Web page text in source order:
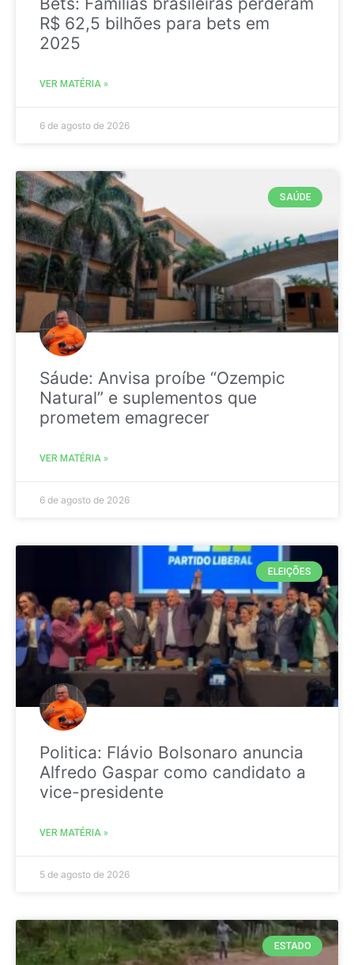
R$ 62,5 bilhões para bets em
2025
VER MATÉRIA »
6 de agosto de 2026
SAÚDE
Sáude: Anvisa proíbe “Ozempic
Natural” e suplementos que
prometem emagrecer
VER MATÉRIA »
6 de agosto de 2026
ELEIÇÕES
Politica: Flávio Bolsonaro anuncia
Alfredo Gaspar como candidato a
vice-presidente
VER MATÉRIA »
5 de agosto de 2026
ESTADO